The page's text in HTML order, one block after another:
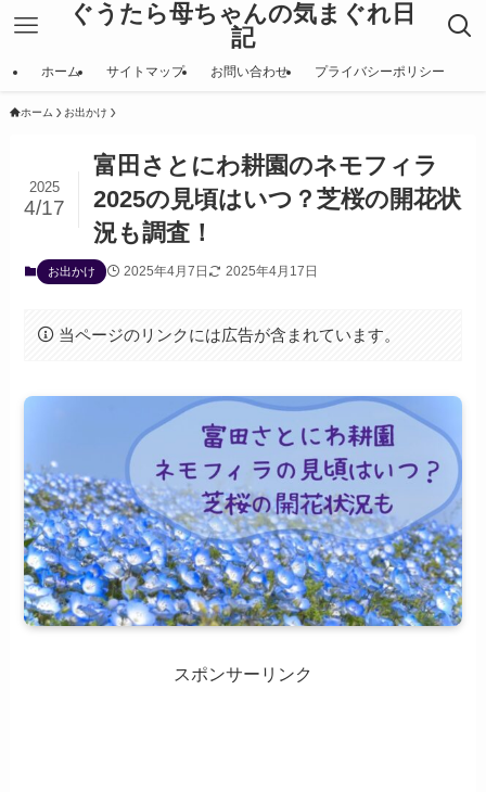
ぐうたら母ちゃんの気まぐれ日
記
ホーム サイトマップ お問い合わせ プライバシーポリシー
ホーム お出かけ
富田さとにわ耕園のネモフィラ
2025の見頃はいつ？芝桜の開花状
況も調査！
2025
4/17
お出かけ 2025年4月7日 2025年4月17日
当ページのリンクには広告が含まれています。
スポンサーリンク